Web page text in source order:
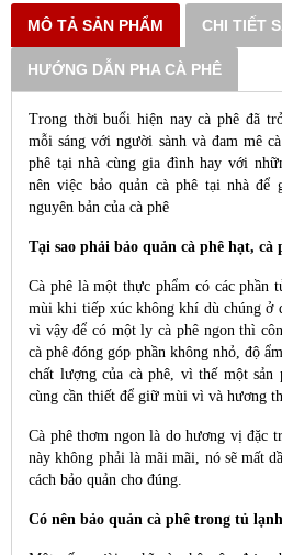
MÔ TẢ SẢN PHẨM CHI TIẾT
HƯỚNG DẪN PHA CÀ PHÊ
Trong thời buổi hiện nay cà phê đã
mỗi sáng với người sành và đam mê
phê tại nhà cùng gia đình hay với
nên việc bảo quản cà phê tại nhà
nguyên bản của cà phê
Tại sao phải bảo quản cà phê hạt, cà
Cà phê là một thực phẩm có các phần
mùi khi tiếp xúc không khí dù chúng ở
vì vậy để có một ly cà phê ngon thì
cà phê đóng góp phần không nhỏ, độ
chất lượng của cà phê, vì thế một sản
cùng cần thiết để giữ mùi vì và hương
Cà phê thơm ngon là do hương vị đặc
này không phải là mãi mãi, nó sẽ mất
cách bảo quản cho đúng.
Có nên bảo quản cà phê trong tủ